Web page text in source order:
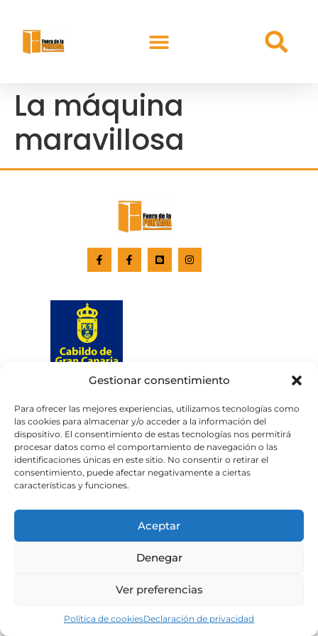
Gestionar consentimiento
Para ofrecer las mejores experiencias, utilizamos tecnologías como
las cookies para almacenar y/o acceder a la información del
dispositivo. El consentimiento de estas tecnologías nos permitirá
procesar datos como el comportamiento de navegación o las
identificaciones únicas en este sitio. No consentir o retirar el
consentimiento, puede afectar negativamente a ciertas
características y funciones.
Aceptar
Denegar
Ver preferencias
Política de cookiesDeclaración de privacidad
La máquina
maravillosa
Aviso legalPolítica de privacidad
Política de cookies
Portal de transparencia